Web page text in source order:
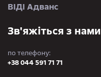
ВІДІ Адванс
Зв'яжіться з нами
по телефону:
+38 044 591 71 71